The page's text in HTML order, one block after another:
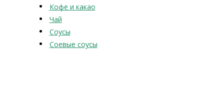
Кофе и какао
Чай
Соусы
Соевые соусы